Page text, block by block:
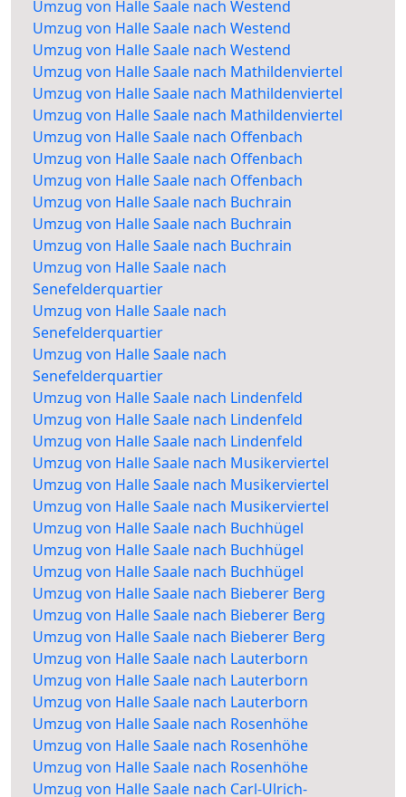
Umzug von Halle Saale nach Westend
Umzug von Halle Saale nach Westend
Umzug von Halle Saale nach Westend
Umzug von Halle Saale nach Mathildenviertel
Umzug von Halle Saale nach Mathildenviertel
Umzug von Halle Saale nach Mathildenviertel
Umzug von Halle Saale nach Offenbach
Umzug von Halle Saale nach Offenbach
Umzug von Halle Saale nach Offenbach
Umzug von Halle Saale nach Buchrain
Umzug von Halle Saale nach Buchrain
Umzug von Halle Saale nach Buchrain
Umzug von Halle Saale nach
Senefelderquartier
Umzug von Halle Saale nach
Senefelderquartier
Umzug von Halle Saale nach
Senefelderquartier
Umzug von Halle Saale nach Lindenfeld
Umzug von Halle Saale nach Lindenfeld
Umzug von Halle Saale nach Lindenfeld
Umzug von Halle Saale nach Musikerviertel
Umzug von Halle Saale nach Musikerviertel
Umzug von Halle Saale nach Musikerviertel
Umzug von Halle Saale nach Buchhügel
Umzug von Halle Saale nach Buchhügel
Umzug von Halle Saale nach Buchhügel
Umzug von Halle Saale nach Bieberer Berg
Umzug von Halle Saale nach Bieberer Berg
Umzug von Halle Saale nach Bieberer Berg
Umzug von Halle Saale nach Lauterborn
Umzug von Halle Saale nach Lauterborn
Umzug von Halle Saale nach Lauterborn
Umzug von Halle Saale nach Rosenhöhe
Umzug von Halle Saale nach Rosenhöhe
Umzug von Halle Saale nach Rosenhöhe
Umzug von Halle Saale nach Carl-Ulrich-